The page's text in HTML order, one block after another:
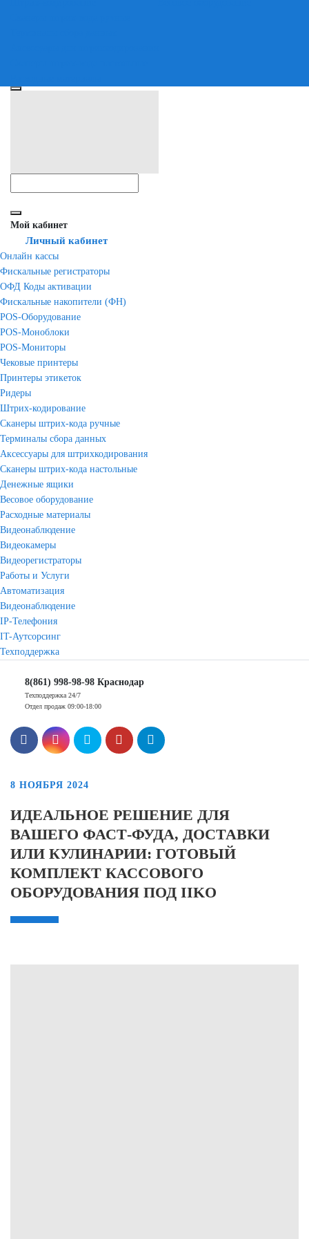
Мой кабинет
Личный кабинет
Онлайн кассы
Фискальные регистраторы
ОФД Коды активации
Фискальные накопители (ФН)
POS-Оборудование
POS-Моноблоки
POS-Мониторы
Чековые принтеры
Принтеры этикеток
Ридеры
Штрих-кодирование
Сканеры штрих-кода ручные
Терминалы сбора данных
Аксессуары для штрихкодирования
Сканеры штрих-кода настольные
Денежные ящики
Весовое оборудование
Расходные материалы
Видеонаблюдение
Видеокамеры
Видеорегистраторы
Работы и Услуги
Автоматизация
Видеонаблюдение
IP-Телефония
IT-Аутсорсинг
Техподдержка
8(861) 998-98-98 Краснодар
Техподдержка 24/7
Отдел продаж 09:00-18:00
8 НОЯБРЯ 2024
ИДЕАЛЬНОЕ РЕШЕНИЕ ДЛЯ
ВАШЕГО ФАСТ-ФУДА, ДОСТАВКИ
ИЛИ КУЛИНАРИИ: ГОТОВЫЙ
КОМПЛЕКТ КАССОВОГО
ОБОРУДОВАНИЯ ПОД IIKO